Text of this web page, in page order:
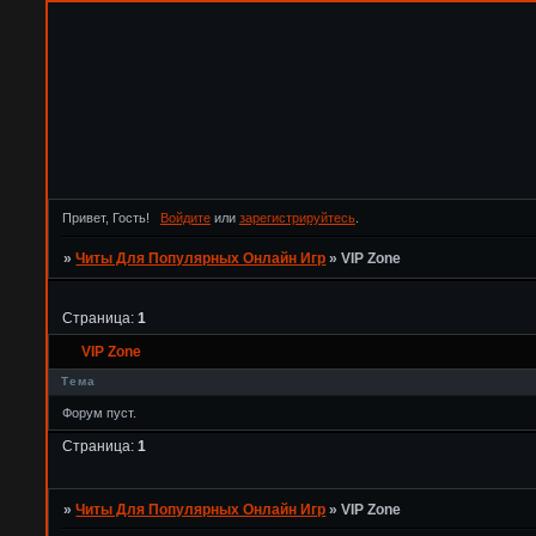
Привет, Гость! Войдитеили зарегистрируйтесь.
»Читы Для Популярных Онлайн Игр »VIP Zone
VIP Zone
Страница:1
Тема
Форум пуст.
Страница:1
»Читы Для Популярных Онлайн Игр »VIP Zone